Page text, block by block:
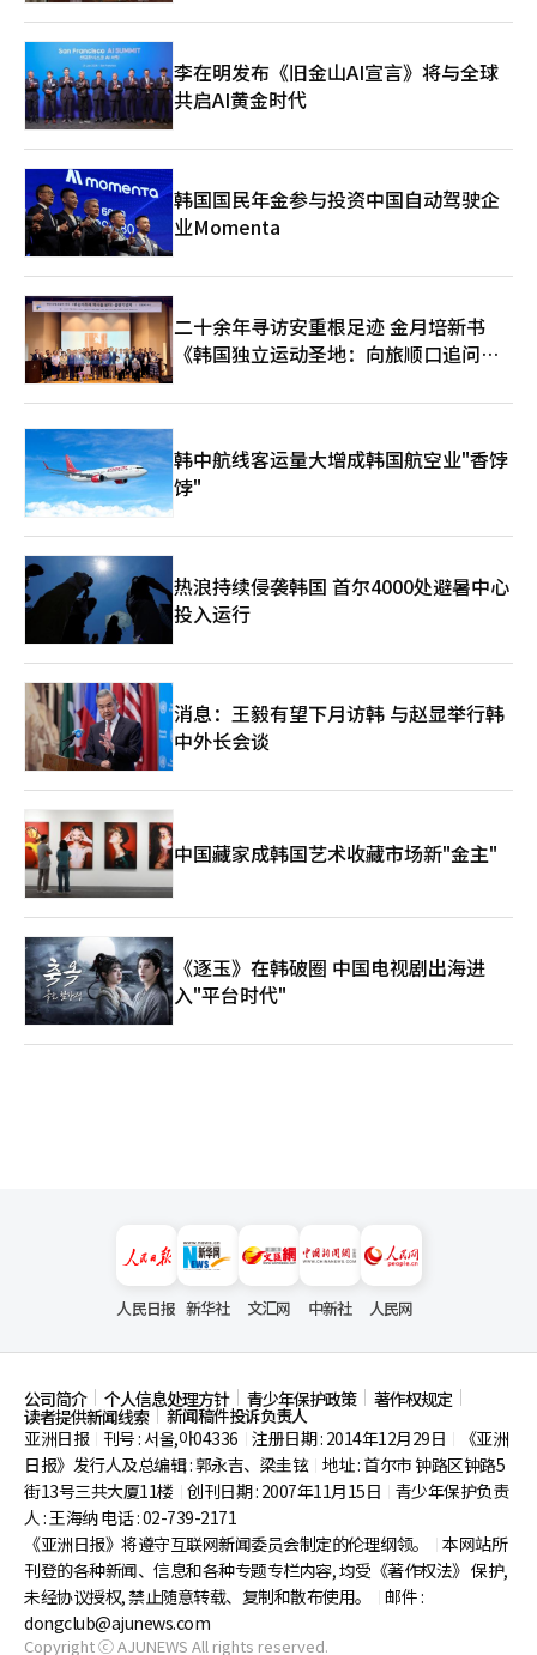
李在明发布《旧金山AI宣言》将与全球
共启AI黄金时代
韩国国民年金参与投资中国自动驾驶企
业Momenta
二十余年寻访安重根足迹 金月培新书
《韩国独立运动圣地：向旅顺口追问历
韩中航线客运量大增成韩国航空业"香饽
饽"
热浪持续侵袭韩国 首尔4000处避暑中心
投入运行
消息：王毅有望下月访韩 与赵显举行韩
中外长会谈
中国藏家成韩国艺术收藏市场新"金主"
《逐玉》在韩破圈 中国电视剧出海进
入"平台时代"
人民日报 新华社 文汇网 中新社 人民网
公司简介 个人信息处理方针 青少年保护政策 著作权规定
读者提供新闻线索
新闻稿件投诉负责人
亚洲日报
刊号 : 서울,아04336 注册日期 : 2014年12月29日
《亚洲
日报》发行人及总编辑 : 郭永吉、梁圭铉 地址 : 首尔市钟路区钟路5
街13号三共大厦11楼 创刊日期 : 2007年11月15日
青少年保护负责
人 : 王海纳 电话 : 02-739-2171
《亚洲日报》将遵守互联网新闻委员会制定的伦理纲领。
本网站所
刊登的各种新闻、信息和各种专题专栏内容, 均受《著作权法》 保护,
未经协议授权, 禁止随意转载、复制和散布使用。
邮件 :
dongclub@ajunews.com
Copyright ⓒ AJUNEWS All rights reserved.